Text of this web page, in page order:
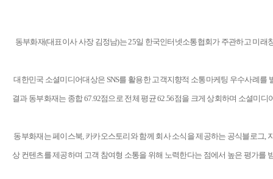
동부화재(대표이사 사장 김정남)는 25일 한국인터넷소통협회가 주관하고 미
대한민국 소셜미디어대상은 SNS를 활용한 고객지향적 소통마케팅 우수사례
결과 동부화재는 종합 67.92점으로 전체 평균 62.56점을 크게 상회하며 소셜미
동부화재는 페이스북, 카카오스토리와 함께 회사 소식을 제공하는 공식블로그,
상 컨텐츠를 제공하며 고객 참여형 소통을 위해 노력한다는 점에서 높은 평가를